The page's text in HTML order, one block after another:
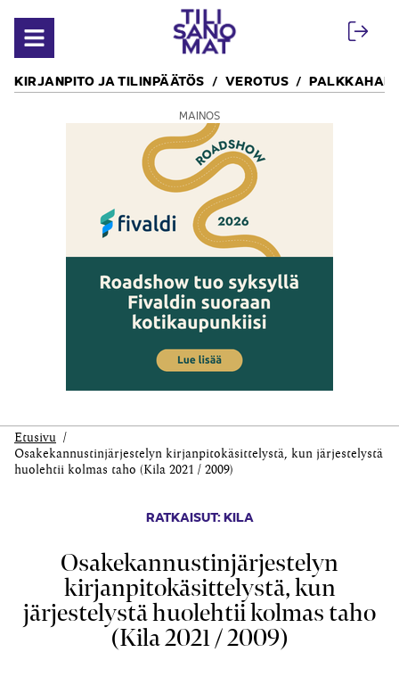
Avaa valikko
KIRJANPITO JA TILINPÄÄTÖS VEROTUS
MAINOS
Etusivu
Osakekannustinjärjestelyn kirjanpitokäsittelystä, kun järjestelystä
huolehtii kolmas taho (Kila 2021 / 2009)
RATKAISUT: KILA
Osakekannustinjärjestelyn
kirjanpitokäsittelystä, kun
järjestelystä huolehtii kolmas taho
(Kila 2021 / 2009)